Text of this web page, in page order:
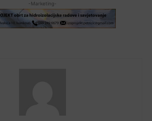
-Marketing-